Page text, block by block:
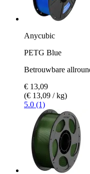
Anycubic
PETG Blue
Betrouwbare
€ 13,09
(€ 13,09 / kg)
5.0 (1)